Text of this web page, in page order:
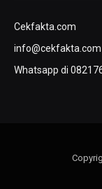
Cekfakta.com
info@cekfakta.com
Whatsapp di